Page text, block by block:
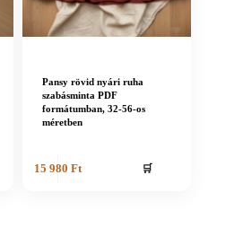
Pansy rövid nyári ruha
szabásminta PDF
formátumban, 32-56-os
méretben
15 980 Ft 🛒